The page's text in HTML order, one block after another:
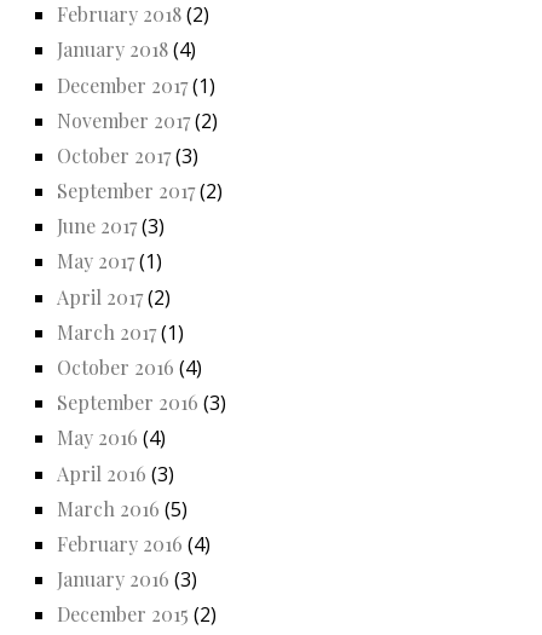
February 2018(2)
January 2018(4)
December 2017(1)
November 2017(2)
October 2017(3)
September 2017(2)
June 2017(3)
May 2017(1)
April 2017(2)
March 2017(1)
October 2016 (4)
September 2016 (3)
May 2016 (4)
April 2016 (3)
March 2016 (5)
February 2016 (4)
January 2016 (3)
December 2015 (2)